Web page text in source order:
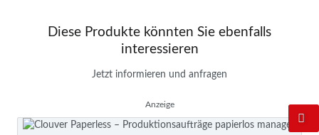
Diese Produkte könnten Sie ebenfalls
interessieren
Jetzt informieren und anfragen
Anzeige